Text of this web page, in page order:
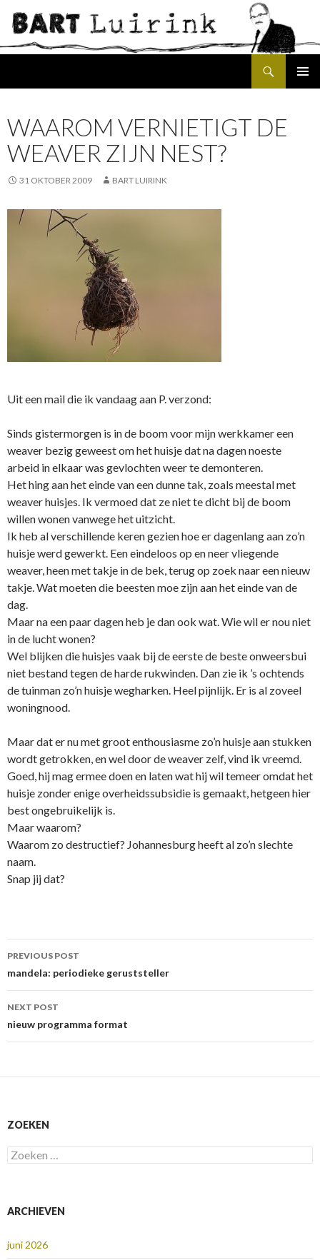
WAAROM VERNIETIGT DE
WEAVER ZIJN NEST?
31 OKTOBER 2009 BART LUIRINK
Uit een mail die ik vandaag aan P. verzond:
Sinds gistermorgen is in de boom voor mijn werkkamer een
weaver bezig geweest om het huisje dat na dagen noeste
arbeid in elkaar was gevlochten weer te demonteren.
Het hing aan het einde van een dunne tak, zoals meestal met
weaver huisjes. Ik vermoed dat ze niet te dicht bij de boom
willen wonen vanwege het uitzicht.
Ik heb al verschillende keren gezien hoe er dagenlang aan zo’n
huisje werd gewerkt. Een eindeloos op en neer vliegende
weaver, heen met takje in de bek, terug op zoek naar een nieuw
takje. Wat moeten die beesten moe zijn aan het einde van de
dag.
Maar na een paar dagen heb je dan ook wat. Wie wil er nou niet
in de lucht wonen?
Wel blijken die huisjes vaak bij de eerste de beste onweersbui
niet bestand tegen de harde rukwinden. Dan zie ik ’s ochtends
de tuinman zo’n huisje wegharken. Heel pijnlijk. Er is al zoveel
woningnood.
Maar dat er nu met groot enthousiasme zo’n huisje aan stukken
wordt getrokken, en wel door de weaver zelf, vind ik vreemd.
Goed, hij mag ermee doen en laten wat hij wil temeer omdat het
huisje zonder enige overheidssubsidie is gemaakt, hetgeen hier
best ongebruikelijk is.
Maar waarom?
Waarom zo destructief? Johannesburg heeft al zo’n slechte
naam.
Snap jij dat?
Post
navigation
PREVIOUS POST
mandela: periodieke geruststeller
NEXT POST
nieuw programma format
ZOEKEN
Zoeken
naar:
ARCHIEVEN
juni 2026